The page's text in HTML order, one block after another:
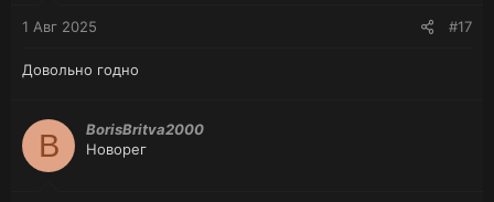
1 Авг 2025 #17
Довольно годно
B
BorisBritva2000
Новорег